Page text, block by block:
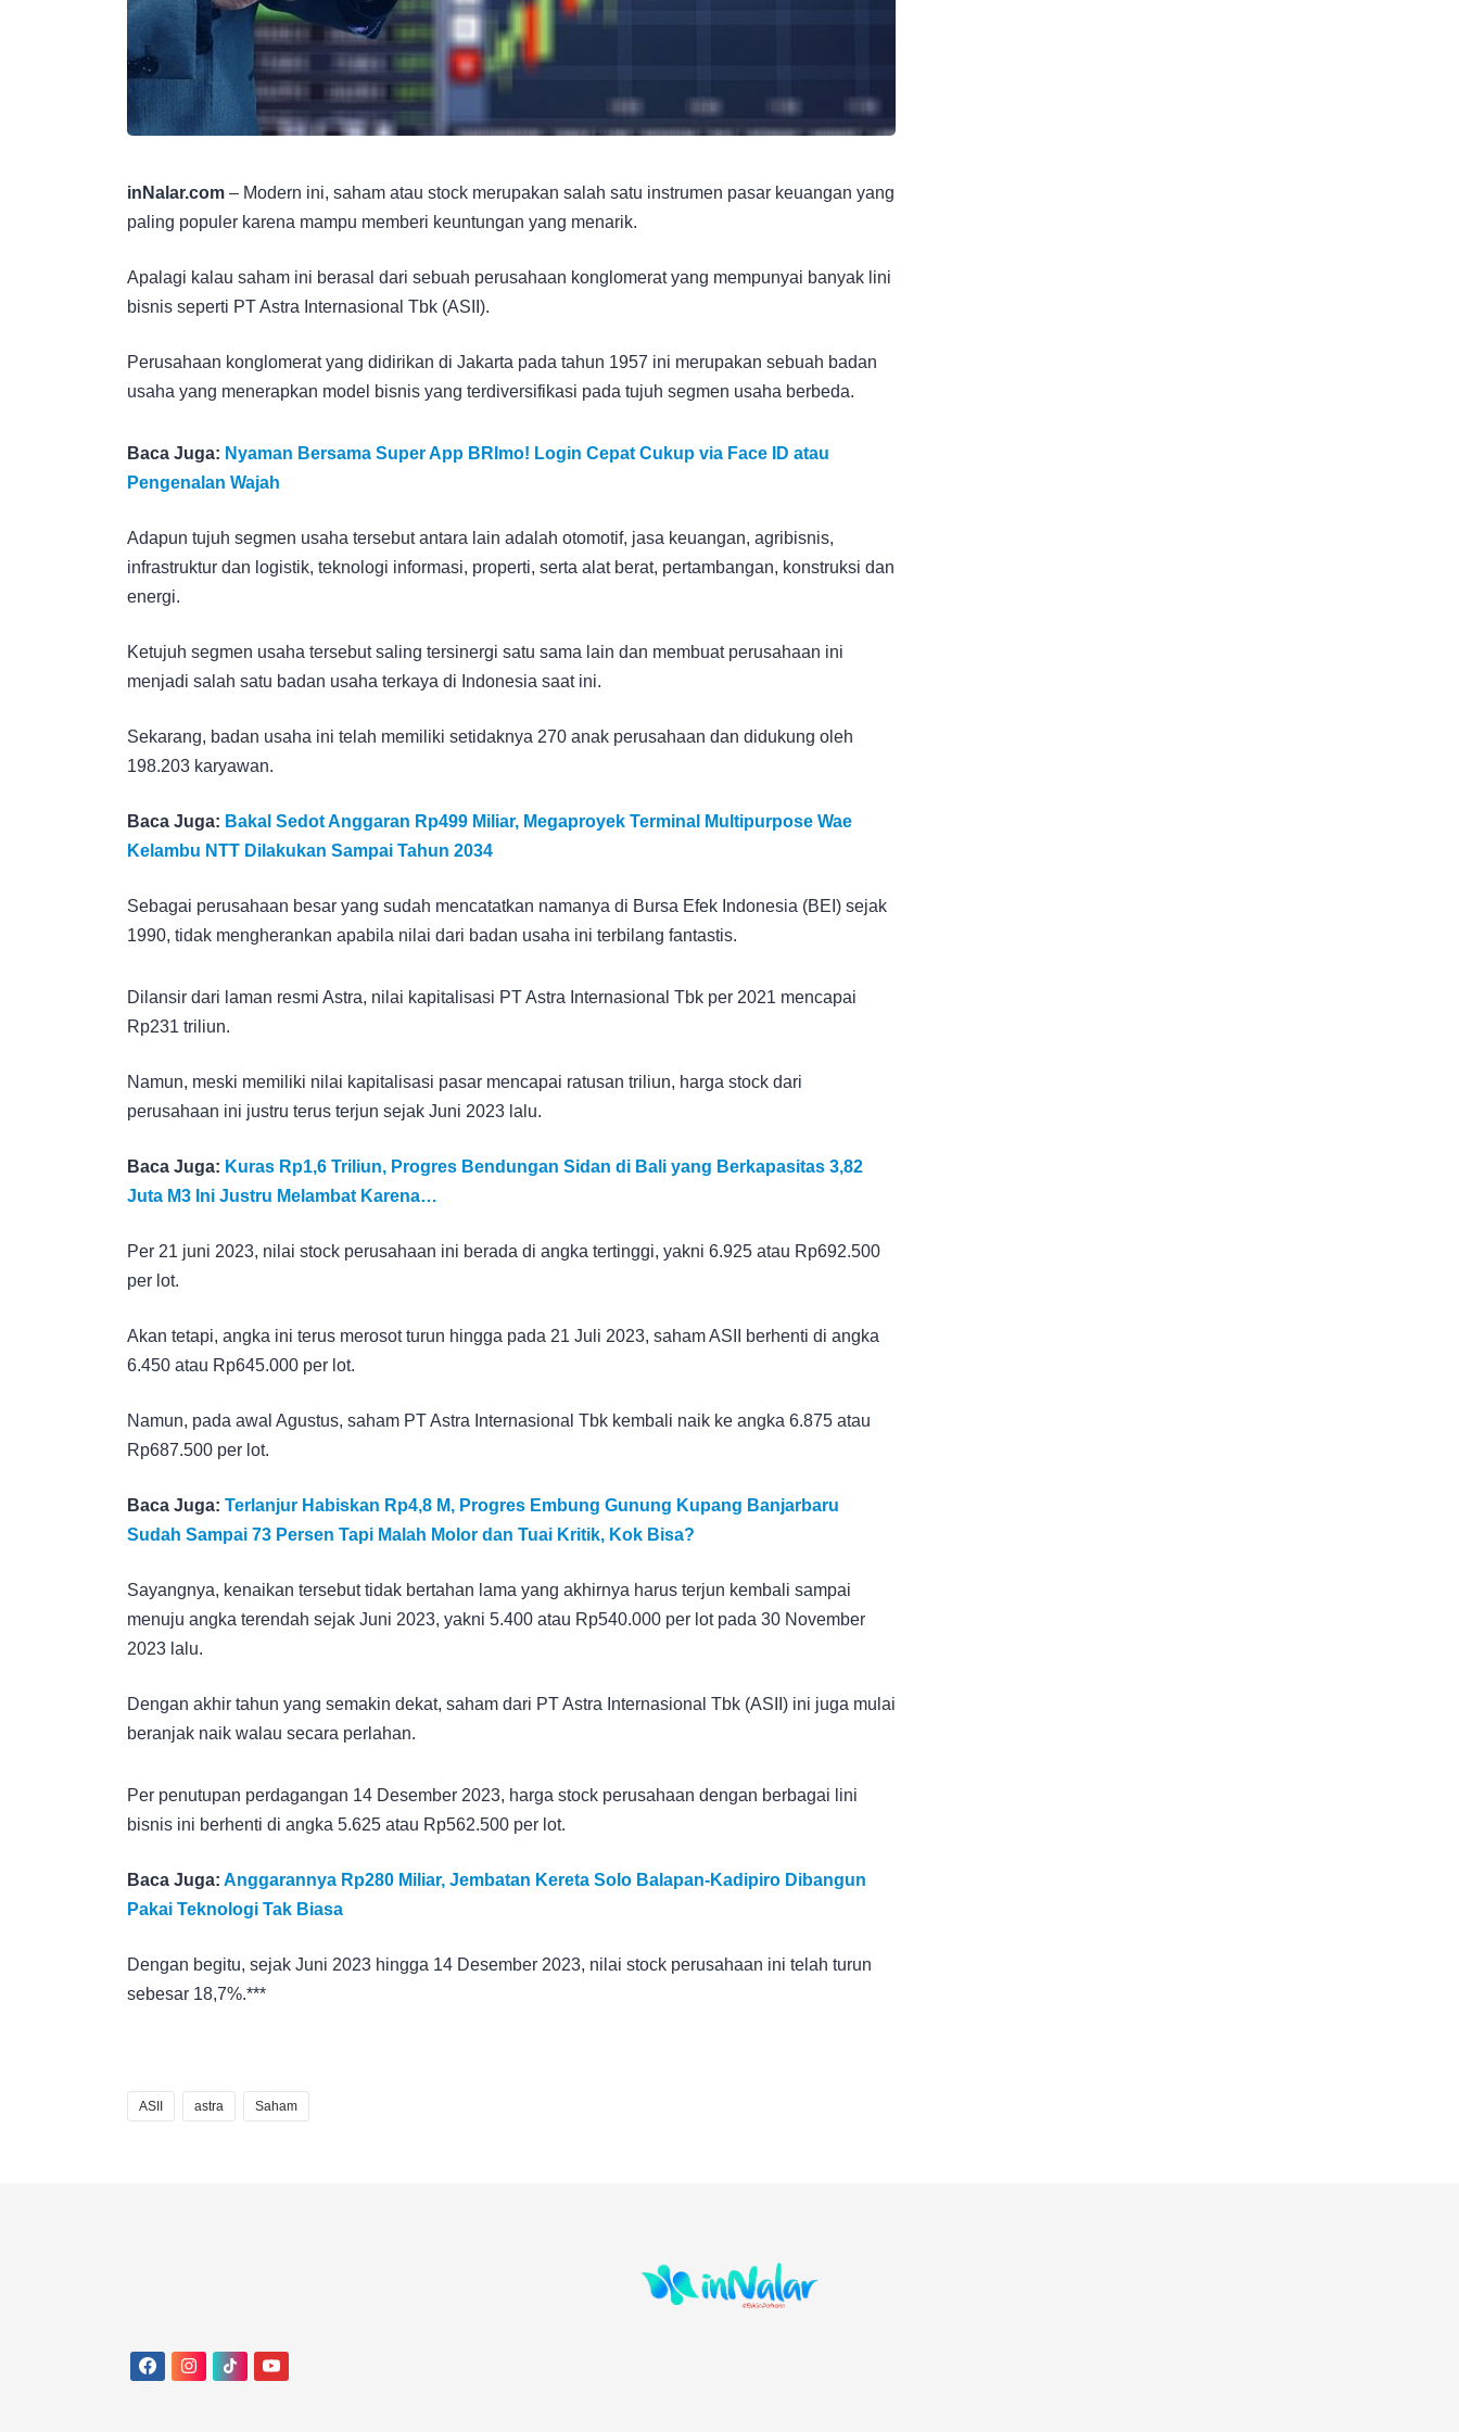
inNalar.com – Modern ini, saham atau stock merupakan salah satu instrumen pasar keuangan yang
paling populer karena mampu memberi keuntungan yang menarik.
Apalagi kalau saham ini berasal dari sebuah perusahaan konglomerat yang mempunyai banyak lini
bisnis seperti PT Astra Internasional Tbk (ASII).
Perusahaan konglomerat yang didirikan di Jakarta pada tahun 1957 ini merupakan sebuah badan
usaha yang menerapkan model bisnis yang terdiversifikasi pada tujuh segmen usaha berbeda.
Baca Juga: Nyaman Bersama Super App BRImo! Login Cepat Cukup via Face ID atau
Pengenalan Wajah
Adapun tujuh segmen usaha tersebut antara lain adalah otomotif, jasa keuangan, agribisnis,
infrastruktur dan logistik, teknologi informasi, properti, serta alat berat, pertambangan, konstruksi dan
energi.
Ketujuh segmen usaha tersebut saling tersinergi satu sama lain dan membuat perusahaan ini
menjadi salah satu badan usaha terkaya di Indonesia saat ini.
Sekarang, badan usaha ini telah memiliki setidaknya 270 anak perusahaan dan didukung oleh
198.203 karyawan.
Baca Juga: Bakal Sedot Anggaran Rp499 Miliar, Megaproyek Terminal Multipurpose Wae
Kelambu NTT Dilakukan Sampai Tahun 2034
Sebagai perusahaan besar yang sudah mencatatkan namanya di Bursa Efek Indonesia (BEI) sejak
1990, tidak mengherankan apabila nilai dari badan usaha ini terbilang fantastis.
Dilansir dari laman resmi Astra, nilai kapitalisasi PT Astra Internasional Tbk per 2021 mencapai
Rp231 triliun.
Namun, meski memiliki nilai kapitalisasi pasar mencapai ratusan triliun, harga stock dari
perusahaan ini justru terus terjun sejak Juni 2023 lalu.
Baca Juga: Kuras Rp1,6 Triliun, Progres Bendungan Sidan di Bali yang Berkapasitas 3,82
Juta M3 Ini Justru Melambat Karena…
Per 21 juni 2023, nilai stock perusahaan ini berada di angka tertinggi, yakni 6.925 atau Rp692.500
per lot.
Akan tetapi, angka ini terus merosot turun hingga pada 21 Juli 2023, saham ASII berhenti di angka
6.450 atau Rp645.000 per lot.
Namun, pada awal Agustus, saham PT Astra Internasional Tbk kembali naik ke angka 6.875 atau
Rp687.500 per lot.
Baca Juga: Terlanjur Habiskan Rp4,8 M, Progres Embung Gunung Kupang Banjarbaru
Sudah Sampai 73 Persen Tapi Malah Molor dan Tuai Kritik, Kok Bisa?
Sayangnya, kenaikan tersebut tidak bertahan lama yang akhirnya harus terjun kembali sampai
menuju angka terendah sejak Juni 2023, yakni 5.400 atau Rp540.000 per lot pada 30 November
2023 lalu.
Dengan akhir tahun yang semakin dekat, saham dari PT Astra Internasional Tbk (ASII) ini juga mulai
beranjak naik walau secara perlahan.
Per penutupan perdagangan 14 Desember 2023, harga stock perusahaan dengan berbagai lini
bisnis ini berhenti di angka 5.625 atau Rp562.500 per lot.
Baca Juga: Anggarannya Rp280 Miliar, Jembatan Kereta Solo Balapan-Kadipiro Dibangun
Pakai Teknologi Tak Biasa
Dengan begitu, sejak Juni 2023 hingga 14 Desember 2023, nilai stock perusahaan ini telah turun
sebesar 18,7%.***
ASII astra Saham